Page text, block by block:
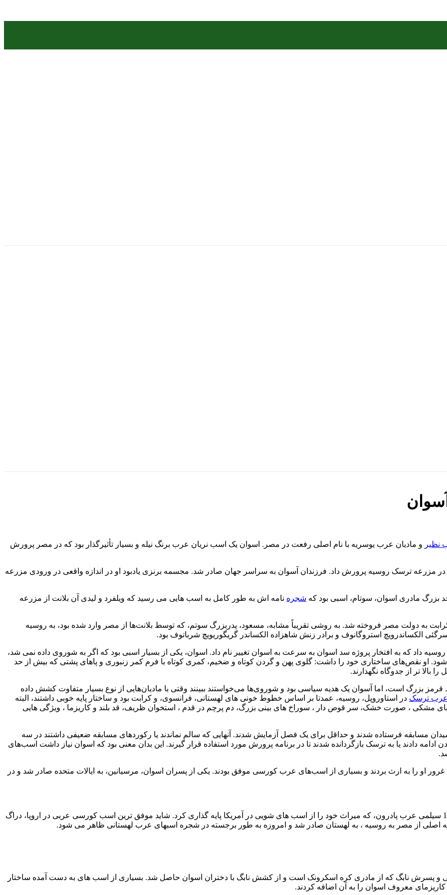
و مادیان عرب یوسریه با نام اصلی رفعت در مصر. اسوان یک اسب نریان عرب برنگ نیله و بسیار تأثیرگذار بود که در مصر پرورش
اسب سیلمی دیگر در مزرعه ترسک روسیه پرورش داد. فرزندان آسوان به سراسر جهان صادر شد. مجسمه برنزی یادبود او در اندازه واقعی در ورودی مزرعه
بزرگ مادری اسوان، سوتام، اسبی بود که شجره نامه اش به طور کامل به اسب هایی می رسید که ویلفرد و لیدی آن بلانت از مزرعه
به دولت مصر فروخته شد. به روشی تقریباً مشابه، مسعود، پدربزرگ سوتم، که توسط بلانت‌ها از مصر وارد شده بود، به روسیه
استروگانوف و برادر زنش شاهزاده الکساندر گریگوریویچ شرباتوف بود.
به روسیه داد که به افتخار پروژه سد اسوان به سرعت به اسوان تغییر نام داد. اسوان، یکی از بسیار اسبی بود که اگر به شوروی داده نمی شد،
شود. او نقص‌های ساختاری خود را داشت: گلوی پهن و گردن کوتاه و ضخیم، کمری کوتاه با فرم کمر زنبوری و پاهای پشتی که بیش از حد
بالا تر از جدوگاه نگهدارند.
بزرگ است، اما آسوان یک هدیه سیاسی بود و شوروی‌ها می‌خواستند ببینند وقتی با مادیان‌هایی از نوع بسیار متفاوت کشش داده
ترسک در استاوروپل، روسیه، عمدتا بر اساس خطوط خونی های لهستانی، فرانسوی، و کرابت بود و ساختار پایه خوبی داشتند، البته
مشکی ، صورت خشک، سر قوص دار ، سوراخ های بینی بزرگ، دم پرچم در قدم ، استخوان ظریف، قد بلند و کاریزما ، ویژگی هایی
مسابقه فرستاده شدند و حداقل برای یک فصل آزمایش شدند. آنهایی که سالم نماندند یا رکوردهای مسابقه ضعیفی داشتند در سه
دادند یا به ترسک بازگردانده شدند تا در برنامه پرورش مورد استفاده قرار گیرند. این بدان معنی بود که اسوان نیاز داشت اسب‌های
او را به ارث بردند و بسیاری از اسب‌های عرب کورسی موفق بودند. یکی از پسران اسوان، مرسیانین، به ایالات متحده صادر شد و در
پسر دیگر آسوان ، پاترون، پدر قهرمان ملی ایالات متحده در سال 1982 سیلمی عرب پادرون، که میراث خود را از اسب های شویی در آمریکا پایه گذاری کرد. شاید موفق ترین اسب کورسی عربی در اروپا، دراگ
اصلی از مصر به روسیه ، به لهستان صادر شد و امروزه به طور برجسته در شجره اسبهای عرب لهستانی ظاهر می شود.
و پسرش نابگ که از مادری کره اسکرونک است و از کشش نابگ با دختران اسوان حاصل شد. بسیاری از اسب های به دست آمده ساختار
معروف اسوان را به آن اضافه کردند.